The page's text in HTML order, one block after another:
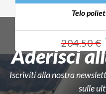
Telo
204.50 €
Aderisci
Iscriviti alla nostra
sulle